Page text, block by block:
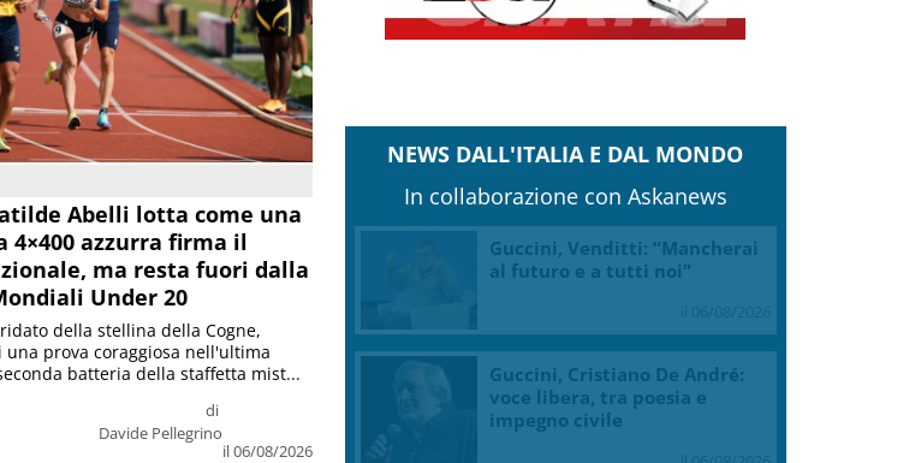
Abelli lotta come una
4×400 azzurra firma il
ma resta fuori dalla
Under 20
di
Davide Pellegrino
il 06/08/2026
della stellina della Cogne,
una prova coraggiosa nell'ultima
batteria della staffetta mist...
NEWS DALL'ITALIA E DAL MONDO
In collaborazione con Askanews
Guccini, Venditti: “Mancherai
al futuro e a tutti noi”
Guccini, Cristiano De André:
voce libera, tra poesia e
impegno civile